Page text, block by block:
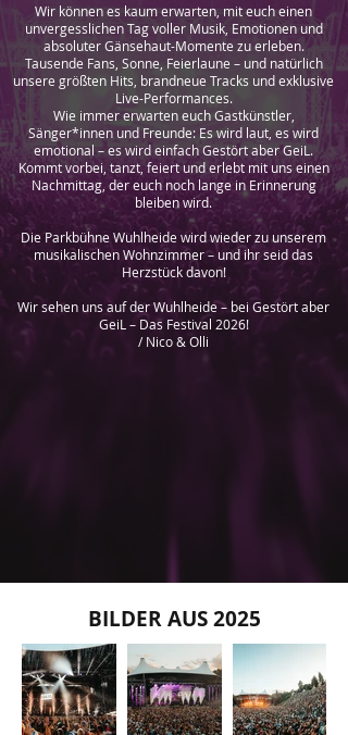
Wir können es kaum erwarten, mit euch einen
unvergesslichen Tag voller Musik, Emotionen und
absoluter Gänsehaut-Momente zu erleben.
Tausende Fans, Sonne, Feierlaune – und natürlich
unsere größten Hits, brandneue Tracks und exklusive
Live-Performances.
Wie immer erwarten euch Gastkünstler,
Sänger*innen und Freunde: Es wird laut, es wird
emotional – es wird einfach Gestört aber GeiL.
Kommt vorbei, tanzt, feiert und erlebt mit uns einen
Nachmittag, der euch noch lange in Erinnerung
bleiben wird.
Die Parkbühne Wuhlheide wird wieder zu unserem
musikalischen Wohnzimmer – und ihr seid das
Herzstück davon!
Wir sehen uns auf der Wuhlheide – bei Gestört aber
GeiL – Das Festival 2026!
/ Nico & Olli
BILDER AUS 2025